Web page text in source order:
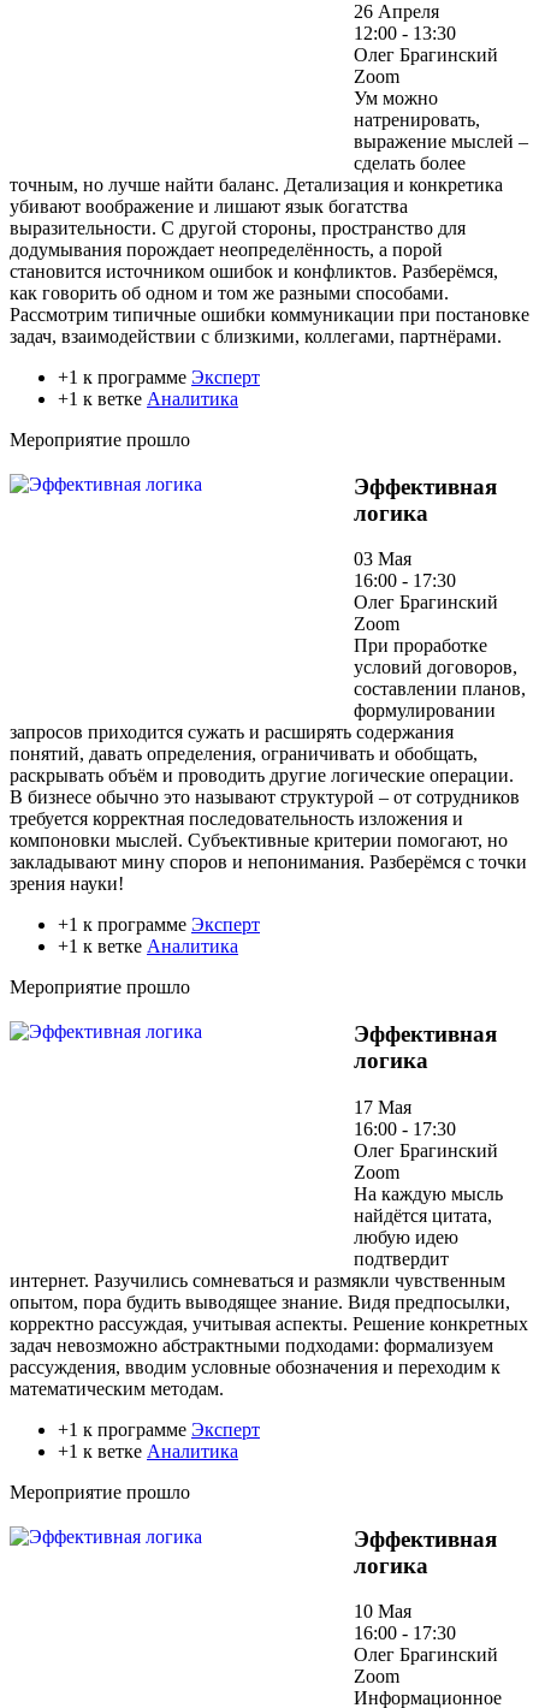
26 Апреля
12:00 - 13:30
Олег Брагинский
Zoom
Ум можно
натренировать,
выражение мыслей –
сделать более
точным, но лучше найти баланс. Детализация и конкретика
убивают воображение и лишают язык богатства
выразительности. С другой стороны, пространство для
додумывания порождает неопределённость, а порой
становится источником ошибок и конфликтов. Разберёмся,
как говорить об одном и том же разными способами.
Рассмотрим типичные ошибки коммуникации при постановке
задач, взаимодействии с близкими, коллегами, партнёрами.
+1 к программе Эксперт
+1 к ветке Аналитика
Мероприятие прошло
Эффективная
логика
03 Мая
16:00 - 17:30
Олег Брагинский
Zoom
При проработке
условий договоров,
составлении планов,
формулировании
запросов приходится сужать и расширять содержания
понятий, давать определения, ограничивать и обобщать,
раскрывать объём и проводить другие логические операции.
В бизнесе обычно это называют структурой – от сотрудников
требуется корректная последовательность изложения и
компоновки мыслей. Субъективные критерии помогают, но
закладывают мину споров и непонимания. Разберёмся с точки
зрения науки!
+1 к программе Эксперт
+1 к ветке Аналитика
Мероприятие прошло
Эффективная
логика
17 Мая
16:00 - 17:30
Олег Брагинский
Zoom
На каждую мысль
найдётся цитата,
любую идею
подтвердит
интернет. Разучились сомневаться и размякли чувственным
опытом, пора будить выводящее знание. Видя предпосылки,
корректно рассуждая, учитывая аспекты. Решение конкретных
задач невозможно абстрактными подходами: формализуем
рассуждения, вводим условные обозначения и переходим к
математическим методам.
+1 к программе Эксперт
+1 к ветке Аналитика
Мероприятие прошло
Эффективная
логика
10 Мая
16:00 - 17:30
Олег Брагинский
Zoom
Информационное